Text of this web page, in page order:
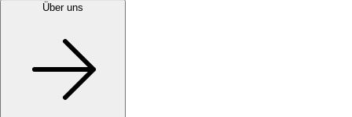
Über uns